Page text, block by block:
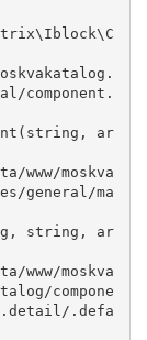
component.
ar
general/ma
string, ar
compone
.defa